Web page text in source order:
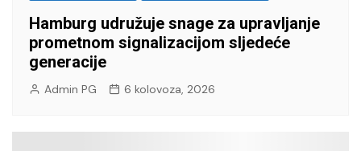
Hamburg udružuje snage za upravljanje
prometnom signalizacijom sljedeće
generacije
Admin PG 6 kolovoza, 2026